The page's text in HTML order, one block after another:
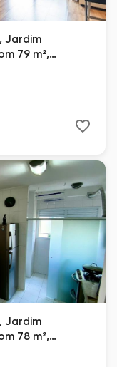
Jardim
79 m²,
Jardim
78 m²,